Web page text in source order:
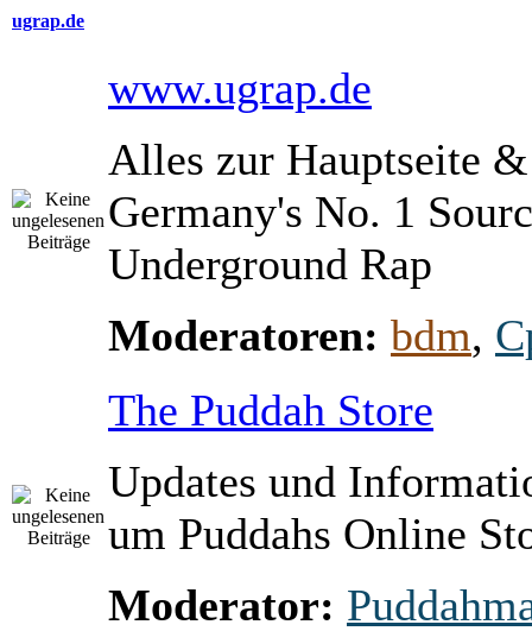
ugrap.de
www.ugrap.de
Alles zur Hauptseite
Germany's No. 1
Underground Rap
Moderatoren: bdm,
The Puddah Store
Updates und
um Puddahs Online
Moderator: